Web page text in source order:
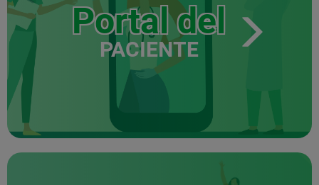
Portal del
PACIENTE